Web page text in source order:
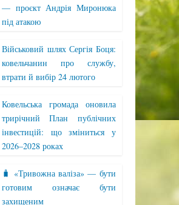
— проєкт Андрія Миронюка
під атакою
Військовий шлях Сергія Боця:
ковельчанин про службу,
втрати й вибір 24 лютого
Ковельська громада оновила
трирічний План публічних
інвестицій: що зміниться у
2026–2028 роках
🧳 «Тривожна валіза» — бути
готовим означає бути
захищеним